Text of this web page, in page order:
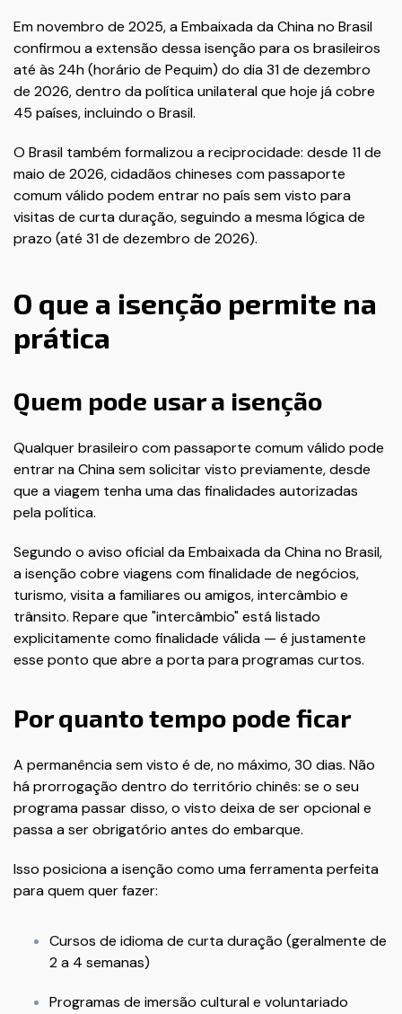
Em novembro de 2025, a Embaixada da China no Brasil
confirmou a extensão dessa isenção para os brasileiros
até às 24h (horário de Pequim) do dia 31 de dezembro
de 2026, dentro da política unilateral que hoje já cobre
45 países, incluindo o Brasil.
O Brasil também formalizou a reciprocidade: desde 11 de
maio de 2026, cidadãos chineses com passaporte
comum válido podem entrar no país sem visto para
visitas de curta duração, seguindo a mesma lógica de
prazo (até 31 de dezembro de 2026).
O que a isenção permite na
prática
Quem pode usar a isenção
Qualquer brasileiro com passaporte comum válido pode
entrar na China sem solicitar visto previamente, desde
que a viagem tenha uma das finalidades autorizadas
pela política.
Segundo o aviso oficial da Embaixada da China no Brasil,
a isenção cobre viagens com finalidade de negócios,
turismo, visita a familiares ou amigos, intercâmbio e
trânsito. Repare que "intercâmbio" está listado
explicitamente como finalidade válida — é justamente
esse ponto que abre a porta para programas curtos.
Por quanto tempo pode ficar
A permanência sem visto é de, no máximo, 30 dias. Não
há prorrogação dentro do território chinês: se o seu
programa passar disso, o visto deixa de ser opcional e
passa a ser obrigatório antes do embarque.
Isso posiciona a isenção como uma ferramenta perfeita
para quem quer fazer:
Cursos de idioma de curta duração (geralmente de
2 a 4 semanas)
Programas de imersão cultural e voluntariado